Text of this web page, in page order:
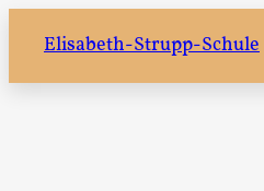
Inhalt
springen
Elisabeth-Strupp-Schule